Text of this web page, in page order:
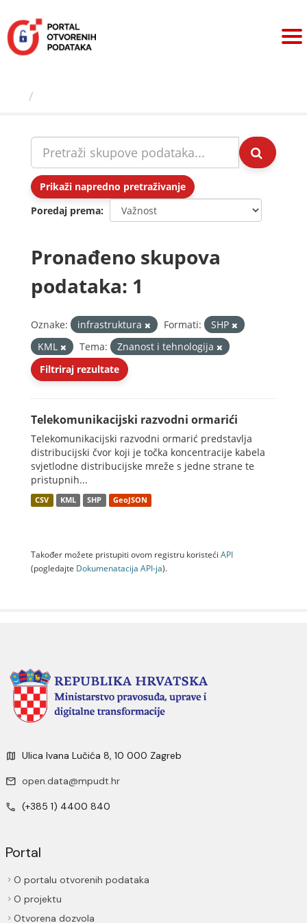
sadržaj
Prikaži napredno pretraživanje
Poredaj prema
Pronađeno skupova
podataka: 1
Oznake: infrastruktura Formati:
SHP
KML
Tema:
Znanost i tehnologija
Filtriraj rezultate
Telekomunikacijski razvodni ormarići
Telekomunikacijski razvodni ormarić predstavlja
distribucijski čvor koji je točka koncentracije kabela
svjetlodne distribucijske mreže s jedne strane te
pristupnih...
CSV KML SHP GeoJSON
Također možete pristupiti ovom registru koristeći API
(pogledajte Dokumenаtаcijа API-jа).